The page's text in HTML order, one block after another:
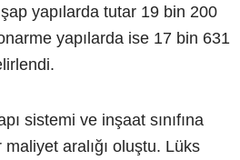
yapılarda tutar 19 bin 200
yapılarda ise 17 bin 631
sistemi ve inşaat sınıfına
aralığı oluştu. Lüks